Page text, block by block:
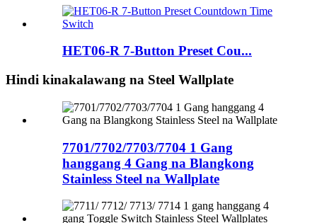
HET06-R 7-Button Preset Cou...
Hindi kinakalawang na Steel Wallplate
7701/7702/7703/7704 1 Gang
hanggang 4 Gang na Blangkong
Stainless Steel na Wallplate